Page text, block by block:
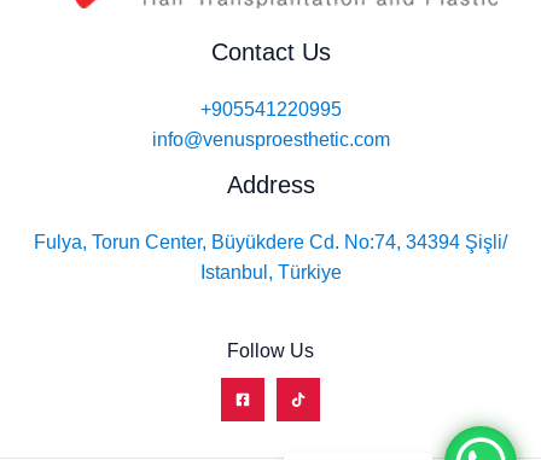
Contact Us
+905541220995
info@venusproesthetic.com
Address
Fulya, Torun Center, Büyükdere Cd. No:74, 34394 Şişli/
Istanbul, Türkiye
Follow Us